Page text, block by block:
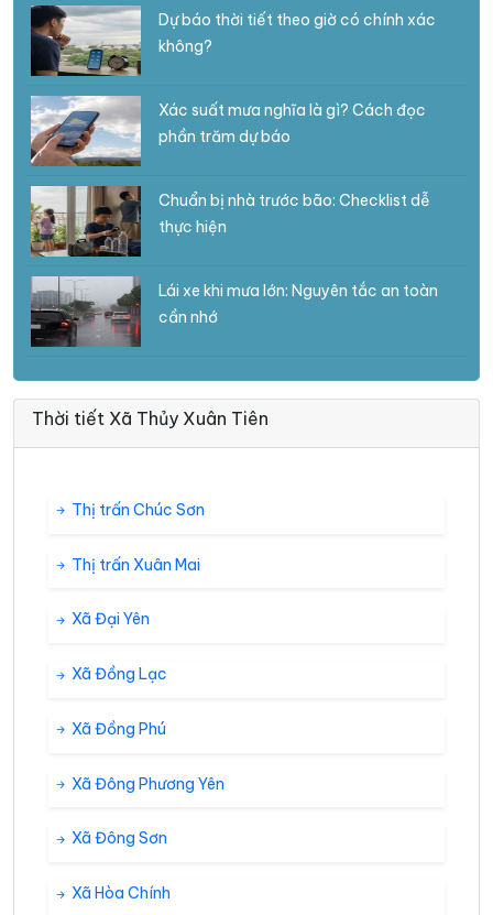
Dự báo thời tiết theo giờ có chính xác
không?
Xác suất mưa nghĩa là gì? Cách đọc
phần trăm dự báo
Chuẩn bị nhà trước bão: Checklist dễ
thực hiện
Lái xe khi mưa lớn: Nguyên tắc an toàn
cần nhớ
Thời tiết Xã Thủy Xuân Tiên
Thị trấn Chúc Sơn
Thị trấn Xuân Mai
Xã Đại Yên
Xã Đồng Lạc
Xã Đồng Phú
Xã Đông Phương Yên
Xã Đông Sơn
Xã Hòa Chính